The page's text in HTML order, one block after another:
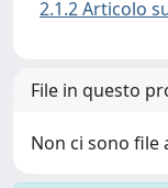
2.1.2 Articolo
File in questo
Non ci sono file